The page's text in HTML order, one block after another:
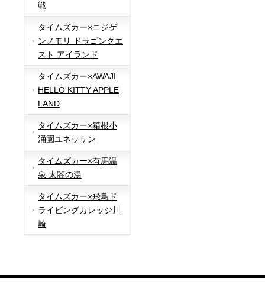
戦
タイムズカー×ニジゲ
ンノモリ ドラゴンクエ
スト アイランド
タイムズカー×AWAJI
HELLO KITTY APPLE
LAND
タイムズカー×箱根小
涌園ユネッサン
タイムズカー×有馬温
泉 太閤の湯
タイムズカー×飛鳥ド
ライビングカレッジ川
崎